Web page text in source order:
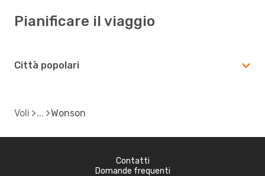
Pianificare il viaggio
Città popolari
Voli Wonson
Contatti
Domande frequenti